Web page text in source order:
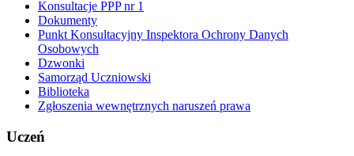
Konsultacje PPP nr 1
Dokumenty
Punkt Konsultacyjny Inspektora Ochrony Danych
Osobowych
Dzwonki
Samorząd Uczniowski
Biblioteka
Zgłoszenia wewnętrznych naruszeń prawa
Uczeń